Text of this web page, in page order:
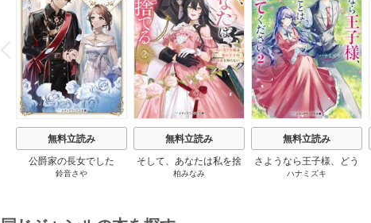
P
r
e
v
i
o
u
s
無料立読み
公爵家の長女でした
鈴音さや
無料立読み
そして、あなたは私を捨
てる
柏みなみ
無料立読み
さようなら王子様、どう
か私のことは忘れてくだ
ハナミズキ